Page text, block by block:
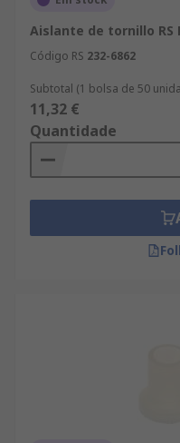
Aislante de tornillo RS
Código RS 232-6862
Subtotal (1 bolsa de 50
11,32 €
Quantidade